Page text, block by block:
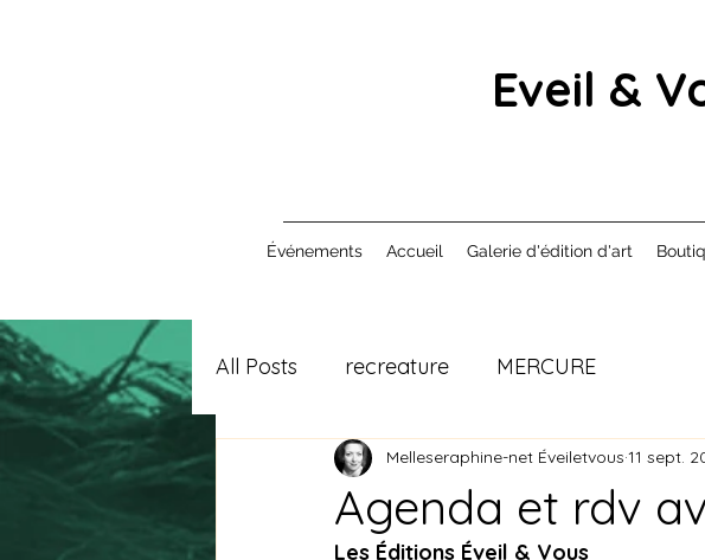
Eveil &
Événements Accueil Galerie d'édition d'art
All Posts recreature MERCURE
Agenda et rdv
Melleseraphine-net Éveiletvous 11 sept.
Les Éditions Éveil & Vous